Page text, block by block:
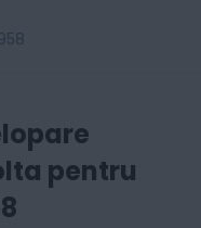
pentru